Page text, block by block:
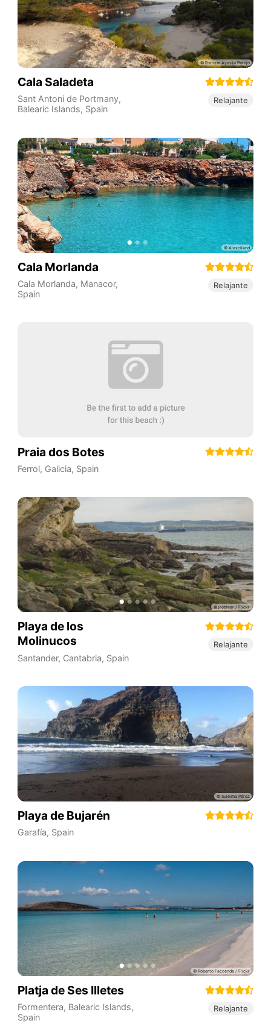
Cala Saladeta
Sant Antoni de Portmany,
Balearic Islands, Spain
Relajante
Cala Morlanda
Cala Morlanda, Manacor,
Spain
Relajante
Praia dos Botes
Ferrol, Galicia, Spain
Playa de los
Molinucos
Santander, Cantabria, Spain
Relajante
Playa de Bujarén
Garafía, Spain
Platja de Ses Illetes
Formentera, Balearic Islands,
Spain
Relajante